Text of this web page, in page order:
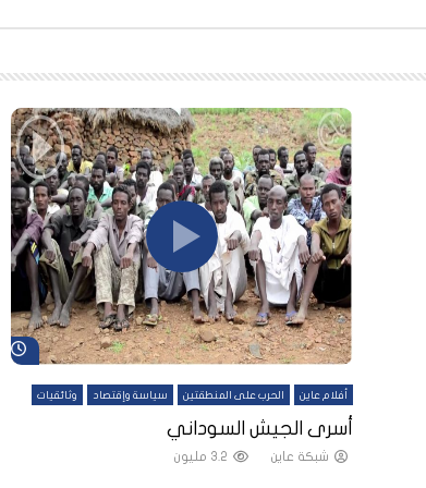
شاهد لاحقاً
أفلام عاين الحرب على المنطقتين سياسة وإقتصاد وثائقيات
أسرى الجيش السوداني
شبكة عاين 3.2 مليون